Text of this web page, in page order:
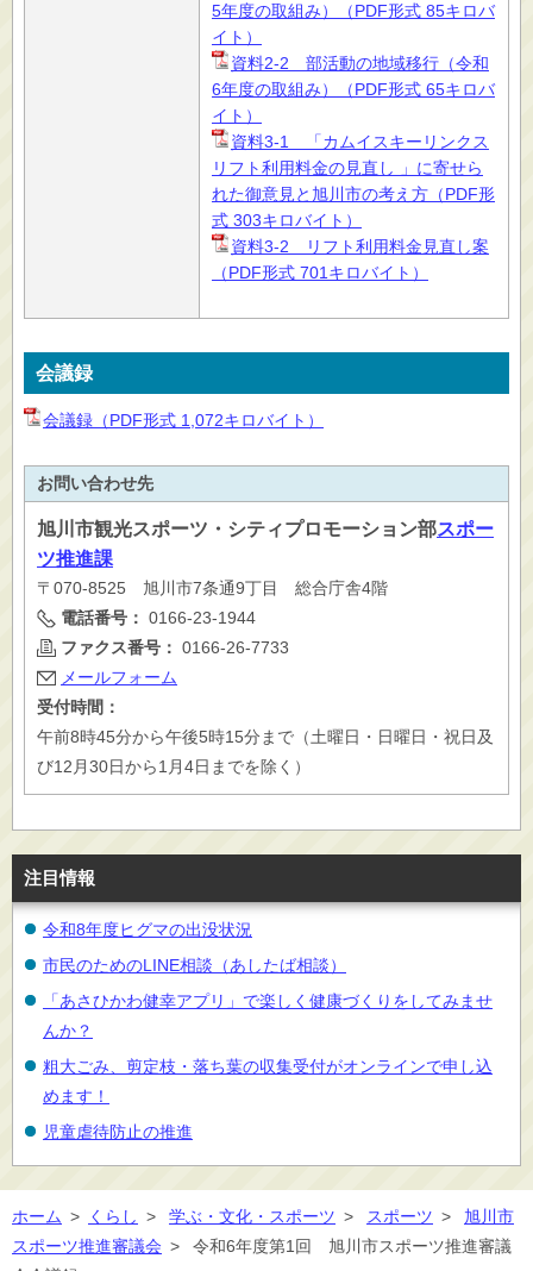
5年度の取組み）（PDF形式 85キロバ
イト）
資料2-2 部活動の地域移行（令和
6年度の取組み）（PDF形式 65キロバ
イト）
資料3-1 「カムイスキーリンクス
リフト利用料金の見直し 」に寄せら
れた御意見と旭川市の考え方（PDF形
式 303キロバイト）
資料3-2 リフト利用料金見直し案
（PDF形式 701キロバイト）
会議録
会議録（PDF形式 1,072キロバイト）
お問い合わせ先
旭川市観光スポーツ・シティプロモーション部スポー
ツ推進課
〒070-8525 旭川市7条通9丁目 総合庁舎4階
電話番号： 0166-23-1944
ファクス番号： 0166-26-7733
メールフォーム
受付時間：
午前8時45分から午後5時15分まで（土曜日・日曜日・祝日及
び12月30日から1月4日までを除く）
注目情報
令和8年度ヒグマの出没状況
市民のためのLINE相談（あしたば相談）
「あさひかわ健幸アプリ」で楽しく健康づくりをしてみませ
んか？
粗大ごみ、剪定枝・落ち葉の収集受付がオンラインで申し込
めます！
児童虐待防止の推進
ホーム > くらし > 学ぶ・文化・スポーツ > スポーツ >
旭川市
スポーツ推進審議会 >
令和6年度第1回 旭川市スポーツ推進審議